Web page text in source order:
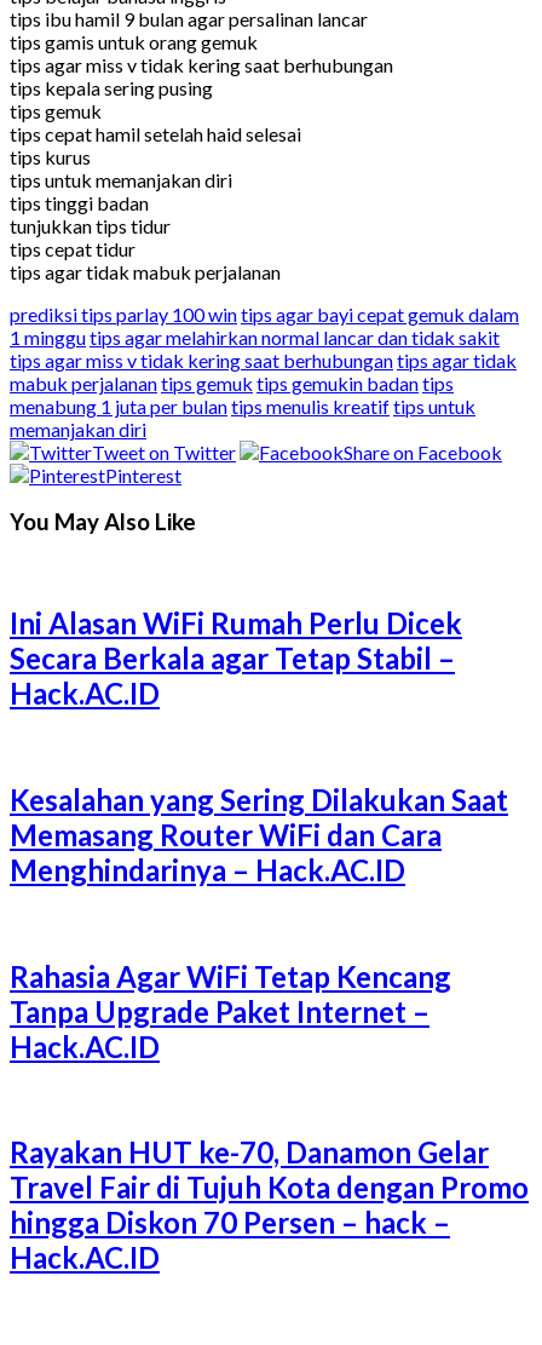
tips ibu hamil 9 bulan agar persalinan lancar
tips gamis untuk orang gemuk
tips agar miss v tidak kering saat berhubungan
tips kepala sering pusing
tips gemuk
tips cepat hamil setelah haid selesai
tips kurus
tips untuk memanjakan diri
tips tinggi badan
tunjukkan tips tidur
tips cepat tidur
tips agar tidak mabuk perjalanan
prediksi tips parlay 100 wintips agar bayi cepat gemuk dalam
1 minggutips agar melahirkan normal lancar dan tidak sakit
tips agar miss v tidak kering saat berhubungantips agar tidak
mabuk perjalanantips gemuk tips gemukin badantips
menabung 1 juta per bulantips menulis kreatiftips untuk
memanjakan diri
Tweet on Twitter
Share on Facebook
Pinterest
You May Also Like
Ini Alasan WiFi Rumah Perlu Dicek
Secara Berkala agar Tetap Stabil –
Hack.AC.ID
Kesalahan yang Sering Dilakukan Saat
Memasang Router WiFi dan Cara
Menghindarinya – Hack.AC.ID
Rahasia Agar WiFi Tetap Kencang
Tanpa Upgrade Paket Internet –
Hack.AC.ID
Rayakan HUT ke-70, Danamon Gelar
Travel Fair di Tujuh Kota dengan Promo
hingga Diskon 70 Persen – hack –
Hack.AC.ID